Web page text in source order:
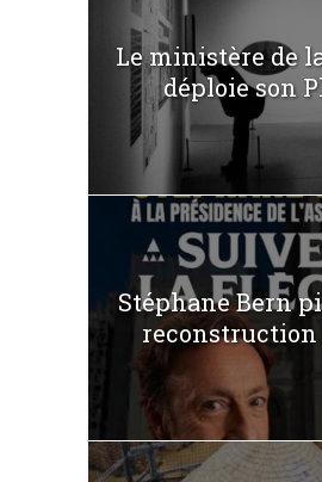
Le ministère de
déploie son
Stéphane Bern
reconstruction